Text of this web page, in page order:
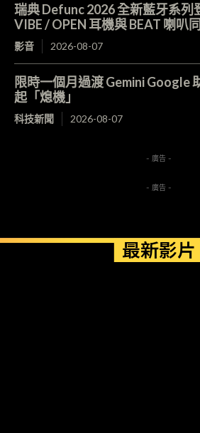
瑞典 Defunc 2026 全新藍牙系
VIBE / OPEN 耳機與 BEAT 喇叭
影音 2026-08-07
限時一個月過渡 Gemini Google
起「熄機」
科技新聞 2026-08-07
- 廣告 -
- 廣告 -
最新影片